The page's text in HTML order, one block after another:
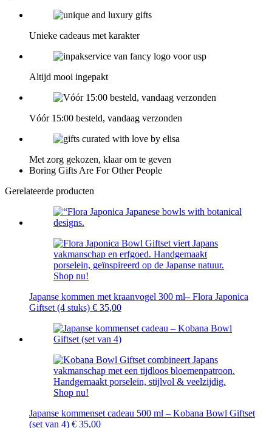
Unieke cadeaus met karakter
Altijd mooi ingepakt
Vóór 15:00 besteld, vandaag verzonden
Met zorg gekozen, klaar om te geven
Boring Gifts Are For Other People
Gerelateerde producten
Japanse kommen met kraanvogel 300 ml– Flora Japonica
Giftset (4 stuks) € 35,00
Japanse kommenset cadeau 500 ml – Kobana Bowl Giftset
(set van 4) € 35,00